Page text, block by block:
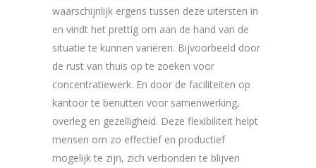
waarschijnlijk ergens tussen deze uitersten in
en vindt het prettig om aan de hand van de
situatie te kunnen variëren. Bijvoorbeeld door
de rust van thuis op te zoeken voor
concentratiewerk. En door de faciliteiten op
kantoor te benutten voor samenwerking,
overleg en gezelligheid. Deze flexibiliteit helpt
mensen om zo effectief en productief
mogelijk te zijn, zich verbonden te blijven